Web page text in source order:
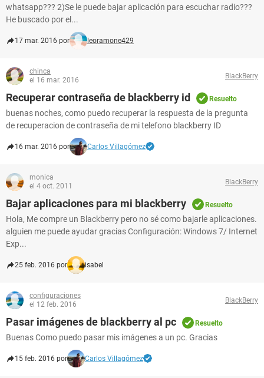
whatsapp??? 2)Se le puede bajar aplicación para escuchar radio???
He buscado por el...
17 mar. 2016 por leoramone429
chinca
el 16 mar. 2016
BlackBerry
Recuperar contraseña de blackberry id Resuelto
buenas noches, como puedo recuperar la respuesta de la pregunta
de recuperacion de contraseña de mi telefono blackberry ID
16 mar. 2016 por Carlos Villagómez
monica
el 4 oct. 2011
BlackBerry
Bajar aplicaciones para mi blackberry Resuelto
Hola, Me compre un Blackberry pero no sé como bajarle aplicaciones.
alguien me puede ayudar gracias Configuración: Windows 7/ Internet
Exp...
25 feb. 2016 por isabel
configuraciones
el 12 feb. 2016
BlackBerry
Pasar imágenes de blackberry al pc Resuelto
Buenas Como puedo pasar mis imágenes a un pc. Gracias
15 feb. 2016 por Carlos Villagómez